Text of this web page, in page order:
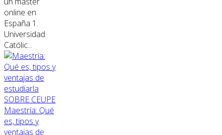
online en
España 1.
Universidad
Católic...
SOBRE CEUPE
Maestría: Qué
es, tipos y
ventajas de